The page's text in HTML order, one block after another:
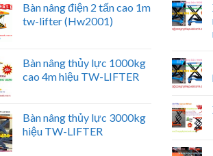
Bàn nâng điện 2 tấn cao 1m
tw-lifter (Hw2001)
Bàn nâng thủy lực 1000kg
cao 4m hiệu TW-LIFTER
Bàn nâng thủy lực 3000kg
hiệu TW-LIFTER